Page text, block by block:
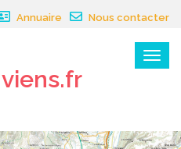
Annuaire Nous contacter
Menu
×